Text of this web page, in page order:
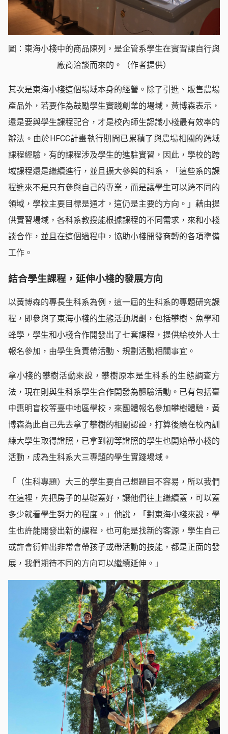
圖：東海小棧中的商品陳列，是企管系學生在實習課自行與
廠商洽談而來的。（作者提供）
其次是東海小棧這個場域本身的經營。除了引進、販售農場
產品外，若要作為鼓勵學生實踐創業的場域，黃博森表示，
還是要與學生課程配合，才是校內師生認識小棧最有效率的
辦法。由於HFCC計畫執行期間已累積了與農場相關的跨域
課程經驗，有的課程涉及學生的進駐實習，因此，學校的跨
域課程還是繼續進行，並且擴大參與的科系，「這些系的課
程進來不是只有參與自己的專業，而是讓學生可以跨不同的
領域，學校主要目標是通才，這仍是主要的方向。」藉由提
供實習場域，各科系教授能根據課程的不同需求，來和小棧
談合作，並且在這個過程中，協助小棧開發商轉的各項準備
工作。
結合學生課程，延伸小棧的發展方向
以黃博森的專長生科系為例，這一屆的生科系的專題研究課
程，即參與了東海小棧的生態活動規劃，包括攀樹、魚學和
蜂學，學生和小棧合作開發出了七套課程，提供給校外人士
報名參加，由學生負責帶活動、規劃活動相關事宜。
拿小棧的攀樹活動來說，攀樹原本是生科系的生態調查方
法，現在則與生科系學生合作開發為體驗活動。已有包括臺
中惠明盲校等臺中地區學校，來團體報名參加攀樹體驗，黃
博森為此自己先去拿了攀樹的相關認證，打算後續在校內訓
練大學生取得證照，已拿到初等證照的學生也開始帶小棧的
活動，成為生科系大三專題的學生實踐場域。
「（生科專題）大三的學生要自己想題目不容易，所以我們
在這裡，先把房子的基礎蓋好，讓他們往上繼續蓋，可以蓋
多少就看學生努力的程度。」他說，「對東海小棧來說，學
生也許能開發出新的課程，也可能是找新的客源，學生自己
或許會衍伸出非常會帶孩子或帶活動的技能，都是正面的發
展，我們期待不同的方向可以繼續延伸。」